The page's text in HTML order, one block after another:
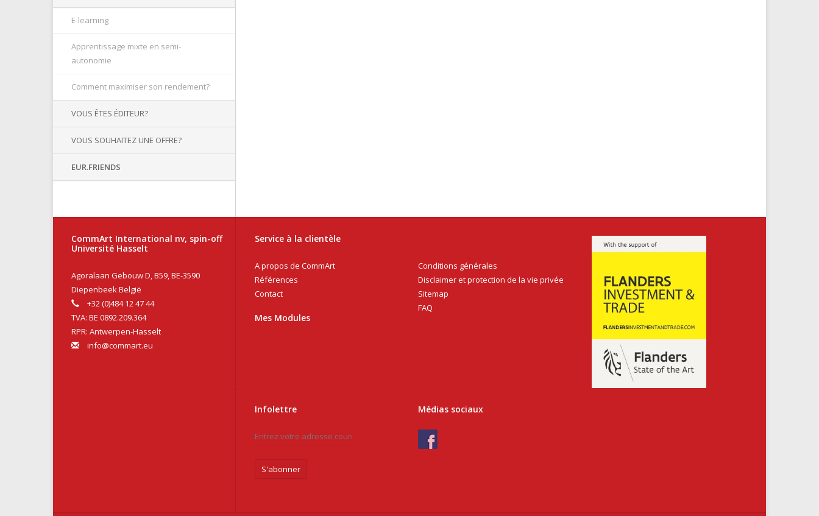
E-learning
Apprentissage mixte en semi-
autonomie
Comment maximiser son rendement?
VOUS ÊTES ÉDITEUR?
VOUS SOUHAITEZ UNE OFFRE?
EUR.FRIENDS
CommArt International nv, spin-off
Université Hasselt
Agoralaan Gebouw D, B59, BE-3590
Diepenbeek België
+32 (0)484 12 47 44
TVA: BE 0892.209.364
RPR: Antwerpen-Hasselt
info@commart.eu
Service à la clientèle
A propos de CommArt
Références
Contact
Mes Modules
Conditions générales
Disclaimer et protection de la vie privée
Sitemap
FAQ
Infolettre
S'abonner
Médias sociaux